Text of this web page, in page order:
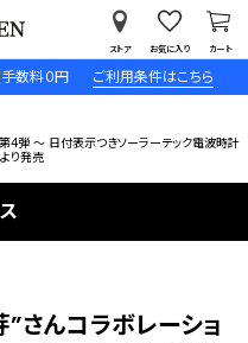
数料０円 ご利用条件はこちら
ストア お気に入り カート
4弾 ～ 日付表示つきソーラーテック電波時計
り発売
”さんコラボレーショ